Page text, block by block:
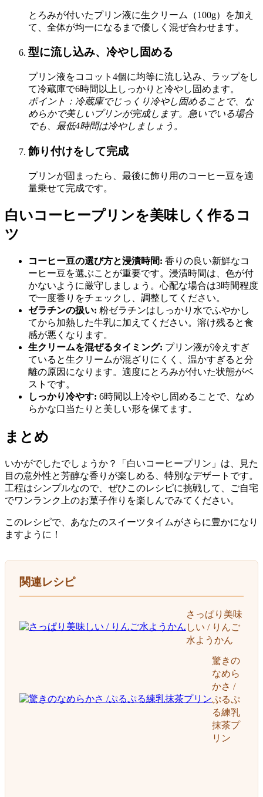
とろみが付いたプリン液に生クリーム（100g）を加え
て、全体が均一になるまで優しく混ぜ合わせます。
型に流し込み、冷やし固める
プリン液をココット4個に均等に流し込み、ラップをし
て冷蔵庫で6時間以上しっかりと冷やし固めます。
ポイント：冷蔵庫でじっくり冷やし固めることで、な
めらかで美しいプリンが完成します。急いでいる場合
でも、最低4時間は冷やしましょう。
飾り付けをして完成
プリンが固まったら、最後に飾り用のコーヒー豆を適
量乗せて完成です。
白いコーヒープリンを美味しく作るコ
ツ
コーヒー豆の選び方と浸漬時間: 香りの良い新鮮なコ
ーヒー豆を選ぶことが重要です。浸漬時間は、色が付
かないように厳守しましょう。心配な場合は3時間程度
で一度香りをチェックし、調整してください。
ゼラチンの扱い: 粉ゼラチンはしっかり水でふやかし
てから加熱した牛乳に加えてください。溶け残ると食
感が悪くなります。
生クリームを混ぜるタイミング: プリン液が冷えすぎ
ていると生クリームが混ざりにくく、温かすぎると分
離の原因になります。適度にとろみが付いた状態がベ
ストです。
しっかり冷やす: 6時間以上冷やし固めることで、なめ
らかな口当たりと美しい形を保てます。
まとめ
いかがでしたでしょうか？「白いコーヒープリン」は、見た
目の意外性と芳醇な香りが楽しめる、特別なデザートです。
工程はシンプルなので、ぜひこのレシピに挑戦して、ご自宅
でワンランク上のお菓子作りを楽しんでみてください。
このレシピで、あなたのスイーツタイムがさらに豊かになり
ますように！
関連レシピ
さっぱり美味
しい / りんご
水ようかん
驚きの
なめら
かさ /
ぷるぷ
る練乳
抹茶プ
リン